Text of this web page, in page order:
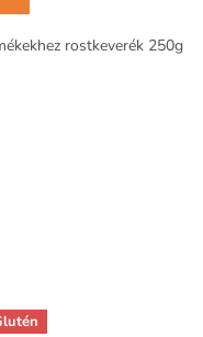
rostkeverék 250g